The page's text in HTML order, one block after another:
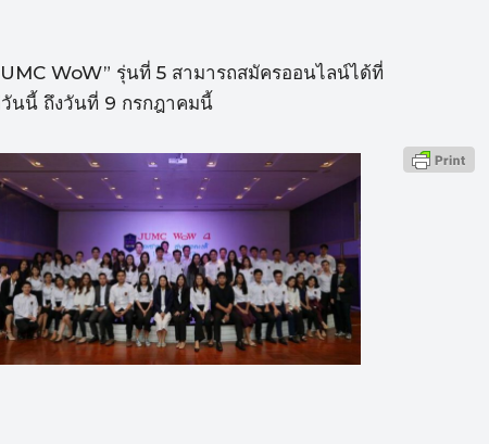
WoW” รุ่นที่ 5 สามารถสมัครออนไลน์ได้ที่
นี้ ถึงวันที่ 9 กรกฎาคมนี้